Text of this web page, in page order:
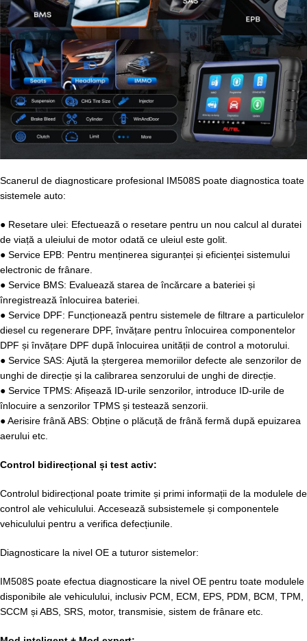
Scanerul de diagnosticare profesional IM508S poate diagnostica toate
sistemele auto:
● Resetare ulei: Efectuează o resetare pentru un nou calcul al duratei
de viață a uleiului de motor odată ce uleiul este golit.
● Service EPB: Pentru menținerea siguranței și eficienței sistemului
electronic de frânare.
● Service BMS: Evaluează starea de încărcare a bateriei și
înregistrează înlocuirea bateriei.
● Service DPF: Funcționează pentru sistemele de filtrare a particulelor
diesel cu regenerare DPF, învățare pentru înlocuirea componentelor
DPF și învățare DPF după înlocuirea unității de control a motorului.
● Service SAS: Ajută la ștergerea memoriilor defecte ale senzorilor de
unghi de direcție și la calibrarea senzorului de unghi de direcție.
● Service TPMS: Afișează ID-urile senzorilor, introduce ID-urile de
înlocuire a senzorilor TPMS și testează senzorii.
● Aerisire frână ABS: Obține o plăcuță de frână fermă după epuizarea
aerului etc.
Control bidirecțional și test activ:
Controlul bidirecțional poate trimite și primi informații de la modulele de
control ale vehiculului. Accesează subsistemele și componentele
vehiculului pentru a verifica defecțiunile.
Diagnosticare la nivel OE a tuturor sistemelor:
IM508S poate efectua diagnosticare la nivel OE pentru toate modulele
disponibile ale vehiculului, inclusiv PCM, ECM, EPS, PDM, BCM, TPM,
SCCM și ABS, SRS, motor, transmisie, sistem de frânare etc.